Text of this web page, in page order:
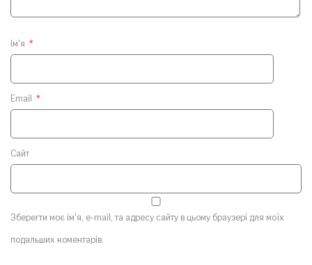
Ім'я *
Email *
Сайт
Зберегти моє ім'я, e-mail, та адресу сайту в цьому браузері для моїх
подальших коментарів.